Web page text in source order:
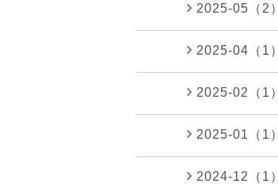
2025-05（2）
2025-04（1）
2025-02（1）
2025-01（1）
2024-12（1）